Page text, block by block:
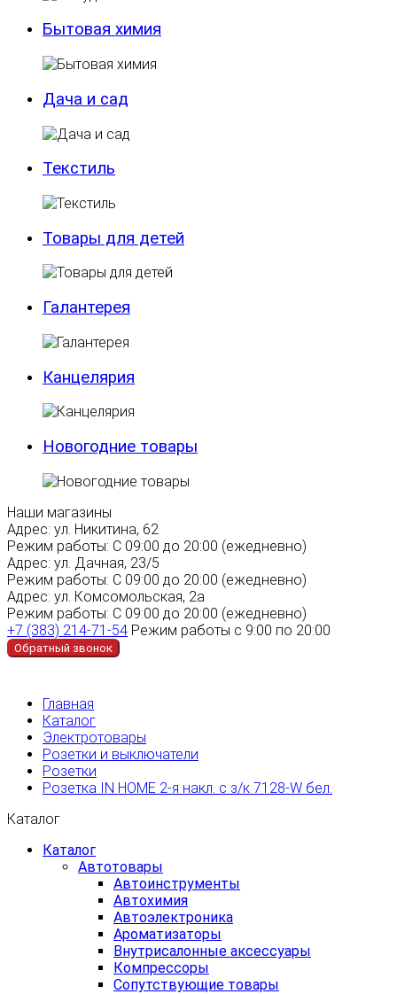
Бытовая химия
Дача и сад
Текстиль
Товары для детей
Галантерея
Канцелярия
Новогодние товары
Наши магазины
Адрес: ул. Никитина, 62
Режим работы: С 09:00 до 20:00 (ежедневно)
Адрес: ул. Дачная, 23/5
Режим работы: С 09:00 до 20:00 (ежедневно)
Адрес: ул. Комсомольская, 2а
Режим работы: С 09:00 до 20:00 (ежедневно)
+7 (383) 214-71-54 Режим работы с 9:00 по 20:00
Обратный звонок
Главная
Каталог
Электротовары
Розетки и выключатели
Розетки
Розетка IN HOME 2-я накл. с з/к 7128-W бел.
Каталог
Каталог
Автотовары
Автоинструменты
Автохимия
Автоэлектроника
Ароматизаторы
Внутрисалонные аксессуары
Компрессоры
Сопутствующие товары